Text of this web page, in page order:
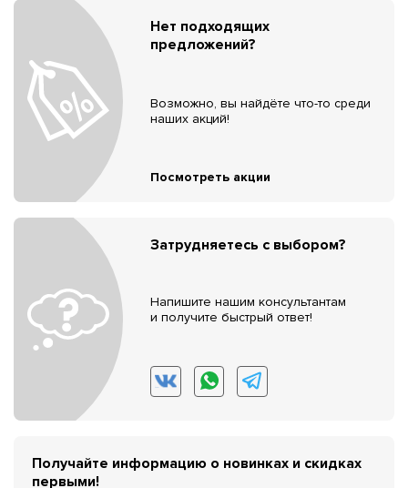
Нет подходящих
предложений?
Возможно, вы найдёте что-то среди
наших акций!
Посмотреть акции
Затрудняетесь с выбором?
Напишите нашим консультантам
и получите быстрый ответ!
Получайте информацию о новинках и скидках
первыми!